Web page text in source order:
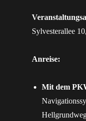
Sylvesterallee
Anreise:
Mit dem